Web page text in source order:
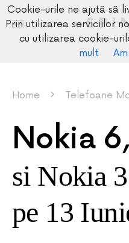
Home Telefoane
Nokia
si Nokia
pe 13
Cookie-urile ne ajută să
Prin utilizarea serviciilor
cu utilizarea cookie-
mult